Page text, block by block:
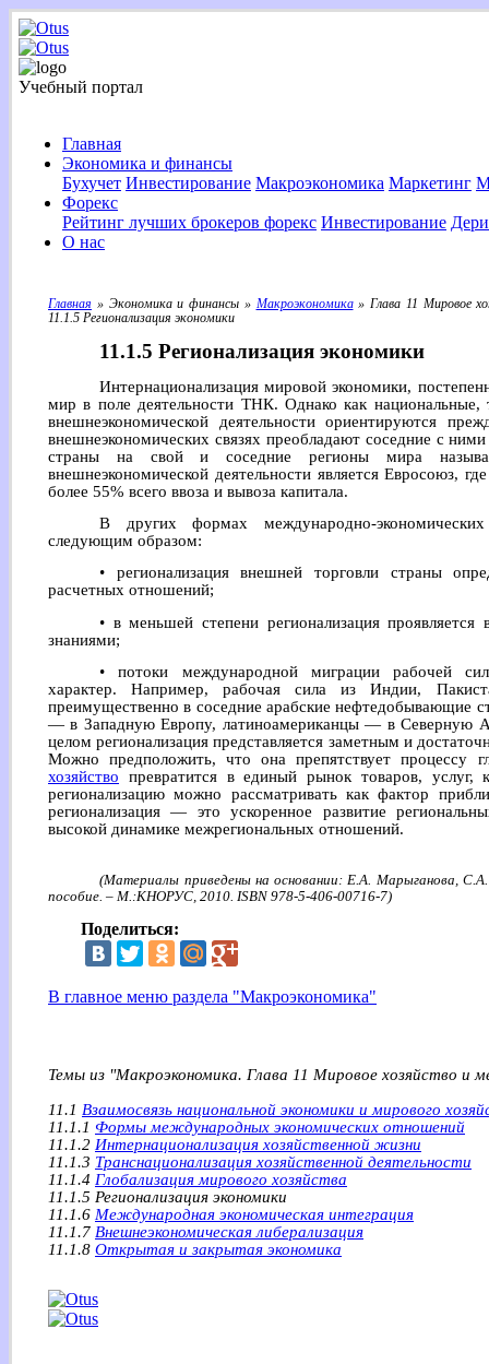
Учебный портал
Главная
Экономика и финансы
Бухучет Инвестирование Макроэкономика Маркетинг
Форекс
Рейтинг лучших брокеров форекс Инвестирование
О нас
Главная » Экономика и финансы » Макроэкономика» Глава 11 Мировое
11.1.5 Регионализация экономики
11.1.5 Регионализация экономики
Интернационализация мировой экономики,
мир в поле деятельности ТНК. Однако как национальные,
внешнеэкономической деятельности ориентируются
внешнеэкономических связях преобладают соседние с
страны на свой и соседние регионы мира
внешнеэкономической деятельности является Евросоюз,
более 55% всего ввоза и вывоза капитала.
В других формах международно-экономических
следующим образом:
• регионализация внешней торговли страны
расчетных отношений;
• в меньшей степени регионализация
знаниями;
• потоки международной миграции рабочей
характер. Например, рабочая сила из Индии,
преимущественно в соседние арабские нефтедобывающие
— в Западную Европу, латиноамериканцы — в
целом регионализация представляется заметным и
Можно предположить, что она препятствует процессу
хозяйство превратится в единый рынок товаров, услуг,
регионализацию можно рассматривать как фактор
регионализация — это ускоренное развитие
высокой динамике межрегиональных отношений.
(Материалы приведены на основании: Е.А. Марыганова,
пособие. – М.:КНОРУС, 2010. ISBN 978-5-406-00716-7)
Поделиться:
В главное меню раздела "Макроэкономика"
Темы из "Макроэкономика. Глава 11 Мировое хозяйство и
11.1 Взаимосвязь национальной экономики и мирового
11.1.1 Формы международных экономических отношений
11.1.2 Интернационализация хозяйственной жизни
11.1.3 Транснационализация хозяйственной деятельности
11.1.4 Глобализация мирового хозяйства
11.1.5 Регионализация экономики
11.1.6 Международная экономическая интеграция
11.1.7 Внешнеэкономическая либерализация
11.1.8 Открытая и закрытая экономика